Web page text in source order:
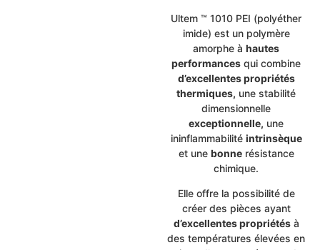
Ultem ™ 1010 PEI (polyéther
imide) est un polymère
amorphe àhautes
performances qui combine
d’excellentes propriétés
thermiques, une stabilité
dimensionnelle
exceptionnelle, une
ininflammabilité intrinsèque
et une bonnerésistance
chimique.
Elle offre la possibilité de
créer des pièces ayant
d’excellentes propriétésà
des températures élevées en